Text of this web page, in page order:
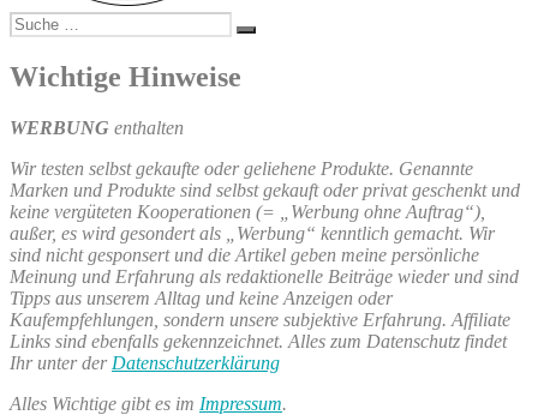
Suche
nach:
Suchen
Wichtige Hinweise
WERBUNG enthalten
Wir testen selbst gekaufte oder geliehene Produkte. Genannte
Marken und Produkte sind selbst gekauft oder privat geschenkt und
keine vergüteten Kooperationen (= „Werbung ohne Auftrag“),
außer, es wird gesondert als „Werbung“ kenntlich gemacht. Wir
sind nicht gesponsert und die Artikel geben meine persönliche
Meinung und Erfahrung als redaktionelle Beiträge wieder und sind
Tipps aus unserem Alltag und keine Anzeigen oder
Kaufempfehlungen, sondern unsere subjektive Erfahrung. Affiliate
Links sind ebenfalls gekennzeichnet. Alles zum Datenschutz findet
Ihr unter der Datenschutzerklärung
Alles Wichtige gibt es im Impressum.